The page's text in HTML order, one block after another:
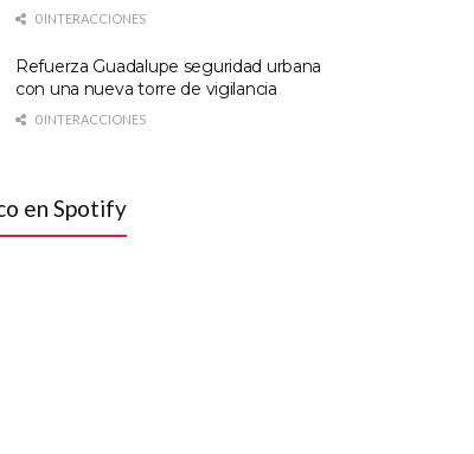
0 INTERACCIONES
Refuerza Guadalupe seguridad urbana
con una nueva torre de vigilancia
0 INTERACCIONES
en Spotify